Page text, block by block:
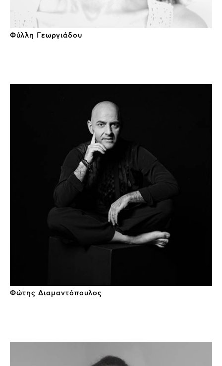
Φύλλη Γεωργιάδου
Φώτης Διαμαντόπουλος